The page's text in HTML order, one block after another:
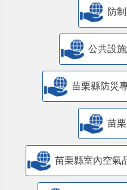
防
公共設
苗栗縣防災
苗
苗栗縣室內空氣